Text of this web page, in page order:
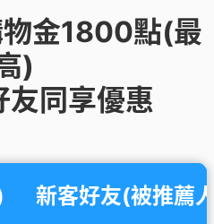
金1800點(最
)
友同享優惠
新客好友(被推薦